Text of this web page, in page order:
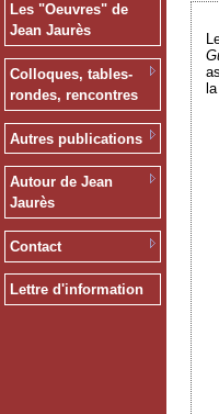
Les "Oeuvres" de
Jean Jaurès
Colloques, tables-
rondes, rencontres
Autres publications
Autour de Jean
Jaurès
Contact
Lettre d'information